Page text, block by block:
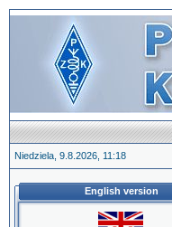
Niedziela, 9.8.2026, 11:18
English version